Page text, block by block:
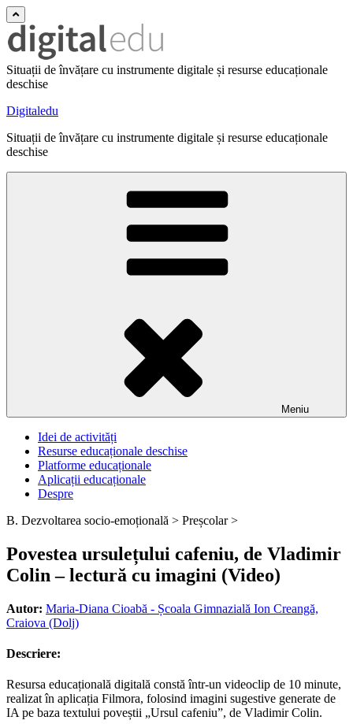
Situații de învățare cu instrumente digitale și resurse educaționale
deschise
Digitaledu
Situații de învățare cu instrumente digitale și resurse educaționale
deschise
Meniu
Idei de activități
Resurse educaționale deschise
Platforme educaționale
Aplicații educaționale
Despre
B. Dezvoltarea socio-emoțională > Preșcolar >
Povestea ursulețului cafeniu, de Vladimir
Colin – lectură cu imagini (Video)
Autor: Maria-Diana Cioabă - Școala Gimnazială Ion Creangă,
Craiova (Dolj)
Descriere:
Resursa educațională digitală constă într-un videoclip de 10 minute,
realizat în aplicația Filmora, folosind imagini sugestive generate de
IA pe baza textului poveștii „Ursul cafeniu”, de Vladimir Colin.